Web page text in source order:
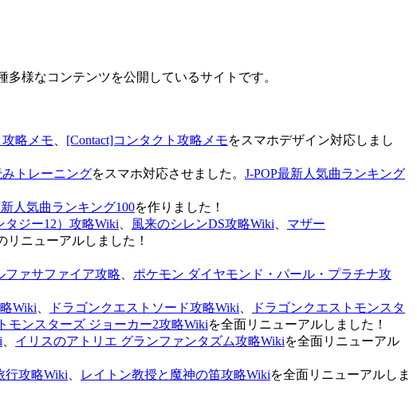
様なコンテンツを公開しているサイトです。
略メモ [Contact]コンタクト攻略メモをスマホデザイン対応しまし
トレーニングをスマホ対応させました。 J-POP最新人気曲ランキング
新人気曲ランキング100を作りました！
タジー12）攻略Wiki 風来のシレンDS攻略Wiki
マザー
リニューアルしました！
ファサファイア攻略
ポケモン ダイヤモンド・パール・プラチナ攻
Wiki ドラゴンクエストソード攻略Wiki
ドラゴンクエストモンスタ
モンスターズ ジョーカー2攻略Wikiを全面リニューアルしました！
イリスのアトリエ グランファンタズム攻略Wikiを全面リニューアル
行攻略Wiki レイトン教授と魔神の笛攻略Wikiを全面リニューアルしま